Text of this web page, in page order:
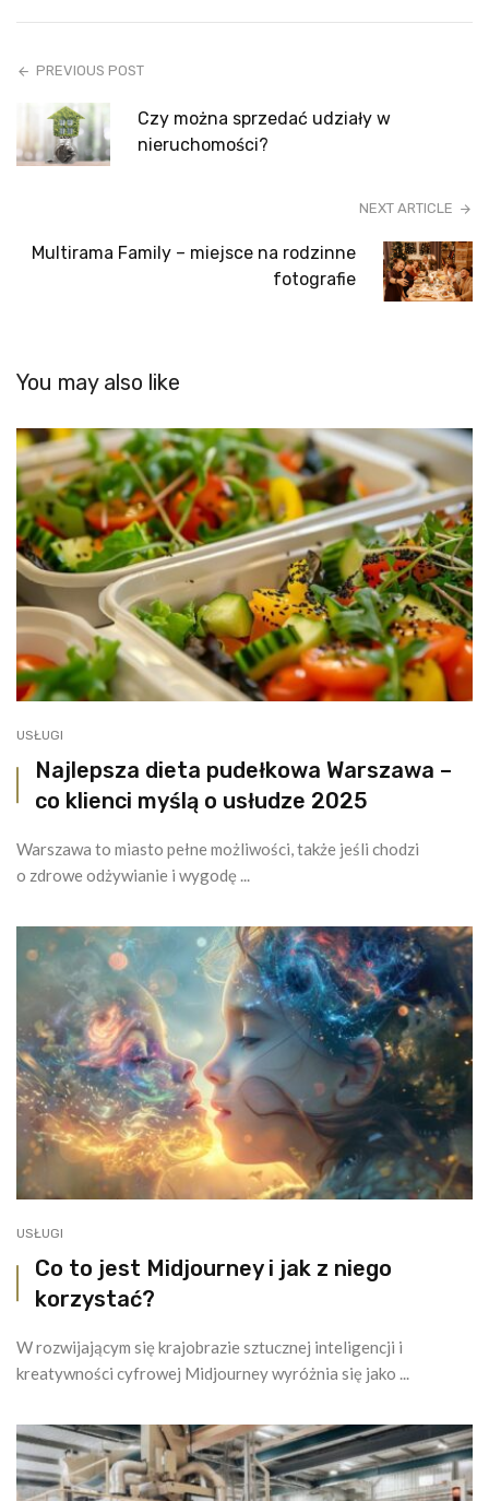
PREVIOUS POST
Czy można sprzedać udziały w
nieruchomości?
NEXT ARTICLE
Multirama Family – miejsce na rodzinne
fotografie
You may also like
USŁUGI
Najlepsza dieta pudełkowa Warszawa –
co klienci myślą o usłudze 2025
Warszawa to miasto pełne możliwości, także jeśli chodzi
o zdrowe odżywianie i wygodę ...
USŁUGI
Co to jest Midjourney i jak z niego
korzystać?
W rozwijającym się krajobrazie sztucznej inteligencji i
kreatywności cyfrowej Midjourney wyróżnia się jako ...